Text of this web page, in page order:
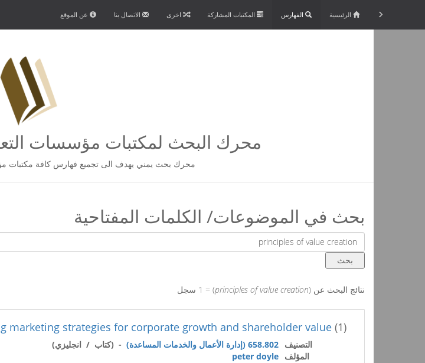
عن الموقع الاتصال بنا اخرى المكتبات المشاركة الفهارس الرئيسية
محرك البحث لمكتبات مؤسسات
محرك بحث يمني يهدف الى تجميع فهارس كافة مكتبات
بحث في الموضوعات/ الكلمات المفتاحية
نتائج البحث عن (principles of value creation) = 1 سجل
(1)
marketing strategies for corporate growth and shareholder value
التصنيف 658.802 (إدارة الأعمال والخدمات المساعدة)
- (كتاب / انجليزي)
المؤلف peter doyle